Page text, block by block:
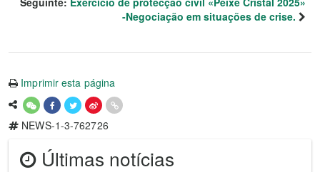
-Negociação em situações de crise.
Imprimir esta página
NEWS-1-3-762726
Últimas notícias